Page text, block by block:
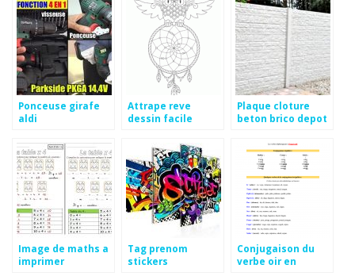
Ponceuse girafe
aldi
Attrape reve
dessin facile
Plaque cloture
beton brico depot
Image de maths a
imprimer
Tag prenom
stickers
Conjugaison du
verbe oir en